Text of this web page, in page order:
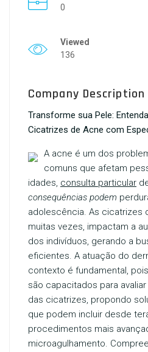
0
Viewed
136
Company Description
Transforme sua Pele:
Cicatrizes de Acne com
A acne é um dos
comuns que afetam
idades, consulta particular
consequências podem
adolescência. As cicatrizes
muitas vezes, impactam a
dos indivíduos, gerando a
eficientes. A atuação do
contexto é fundamental,
são capacitados para
das cicatrizes, propondo
que podem incluir desde
procedimentos mais
microagulhamento.